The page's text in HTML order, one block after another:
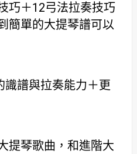
巧＋12弓法拉奏技巧
簡單的大提琴譜可以
譜與拉奏能力＋更
提琴歌曲，和進階大